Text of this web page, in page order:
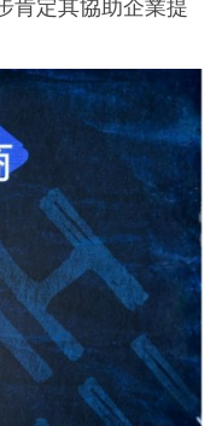
肯定其協助企業提